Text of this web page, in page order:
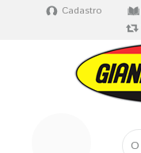
Cadastro